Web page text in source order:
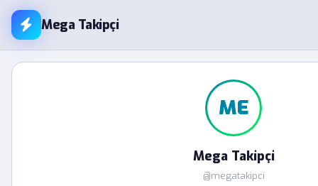
Mega Takipçi
ME
Mega Takipçi
@megatakipci